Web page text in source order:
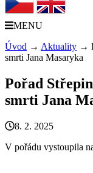
MENU
Úvod → Aktuality →
smrti Jana Masaryka
Pořad
smrti Jana
8. 2. 2025
V pořádu vystoupila